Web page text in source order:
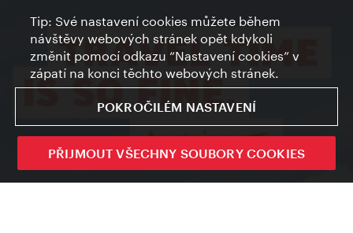
Tip: Své nastavení cookies můžete během
návštěvy webových stránek opět kdykoli
změnit pomocí odkazu “Nastavení cookies” v
zápatí na konci těchto webových stránek.
POKROČILÉM NASTAVENÍ
PŘIJMOUT VŠECHNY SOUBORY COOKIES